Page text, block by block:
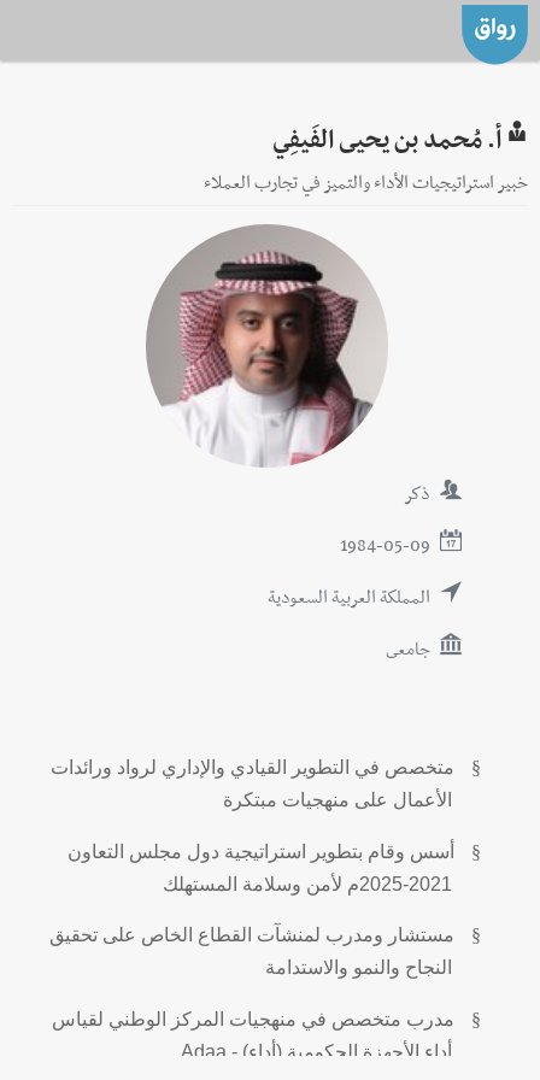
أ. مُحمد بن يحيى الفَيفِي
خبير استراتيجيات الأداء والتميز في تجارب العملاء
ذكر
1984-05-09
المملكة العربية السعودية
جامعى
§
متخصص في التطوير القيادي والإداري لرواد ورائدات
الأعمال على منهجيات مبتكرة
§
أسس وقام بتطوير استراتيجية دول مجلس التعاون
2021-2025م لأمن وسلامة المستهلك
§
مستشار ومدرب لمنشآت القطاع الخاص على تحقيق
النجاح والنمو والاستدامة
§
مدرب متخصص في منهجيات المركز الوطني لقياس
أداء الأجهزة الحكومية (أداء) - Adaa